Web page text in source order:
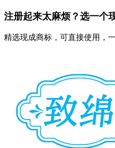
注册起来太麻烦？选一个
精选现成商标，可直接使用，